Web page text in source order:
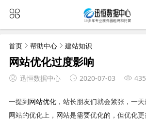
首页 帮助中心 建站知识
网站优化过度影响
迅恒数据中心 2020-07-03 435
一提到网站优化，站长朋友们就会紧张，一
网站的优化上，网站是需要优化的，但优化